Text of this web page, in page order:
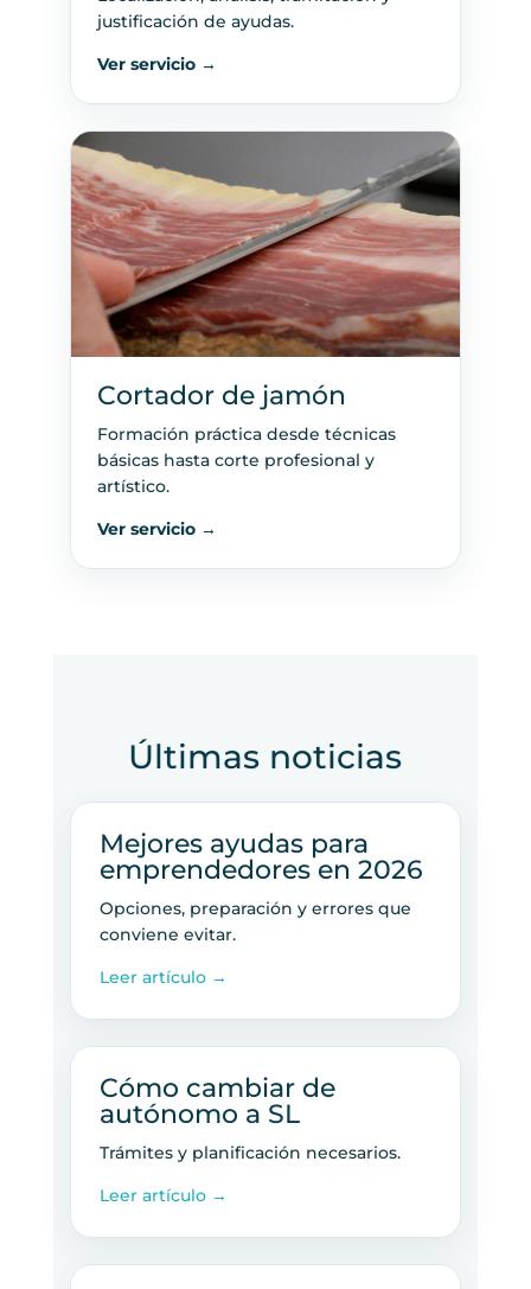
justificación de ayudas.
Ver servicio →
Cortador de jamón
Formación práctica desde técnicas
básicas hasta corte profesional y
artístico.
Ver servicio →
Últimas noticias
Mejores ayudas para
emprendedores en 2026
Opciones, preparación y errores que
conviene evitar.
Leer artículo →
Cómo cambiar de
autónomo a SL
Trámites y planificación necesarios.
Leer artículo →